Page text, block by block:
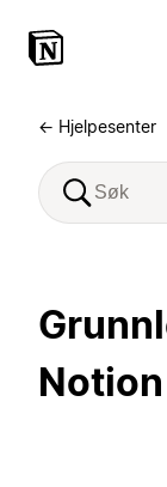
← Hjelpesenter
Notion